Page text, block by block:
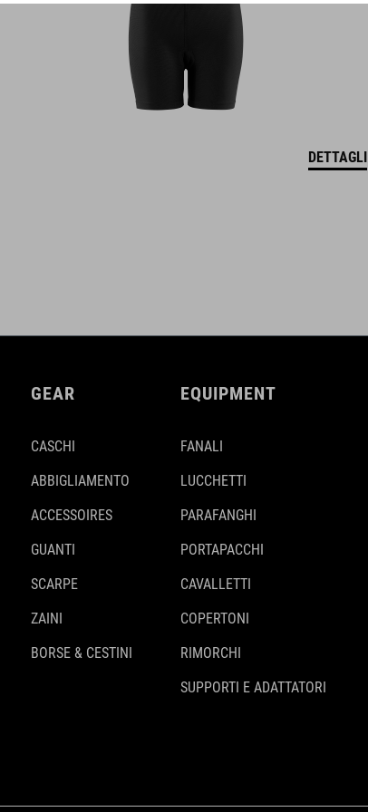
DETTAGLI
GEAR
CASCHI
ABBIGLIAMENTO
ACCESSOIRES
GUANTI
SCARPE
ZAINI
BORSE & CESTINI
EQUIPMENT
FANALI
LUCCHETTI
PARAFANGHI
PORTAPACCHI
CAVALLETTI
COPERTONI
RIMORCHI
SUPPORTI E ADATTATORI